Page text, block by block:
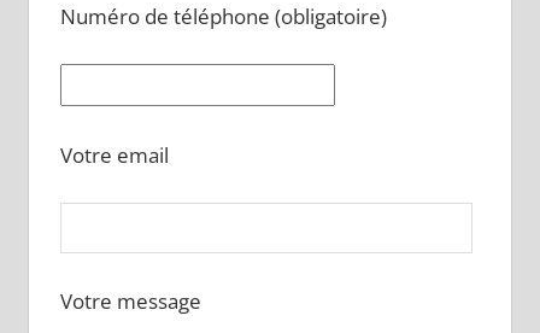
Numéro de téléphone (obligatoire)
Votre email
Votre message